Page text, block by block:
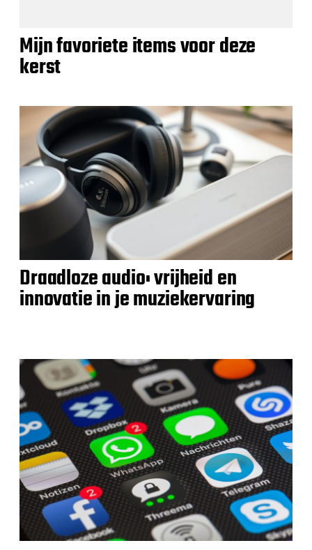
Mijn favoriete items voor deze
kerst
Draadloze audio: vrijheid en
innovatie in je muziekervaring